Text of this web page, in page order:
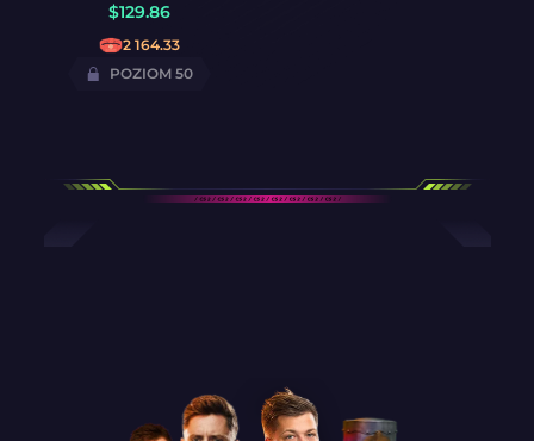
$129.86
2 164.33
POZIOM 50